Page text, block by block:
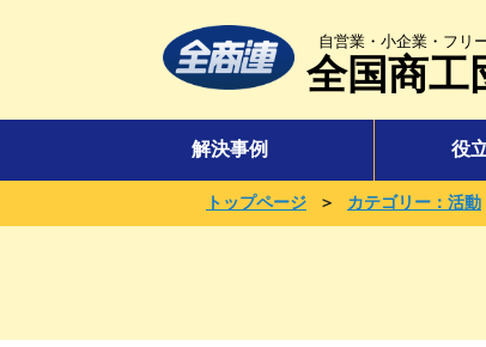
自営業・小企業・フリ
全国商工
解決事例 役
トップページ ＞ カテゴリー：活動